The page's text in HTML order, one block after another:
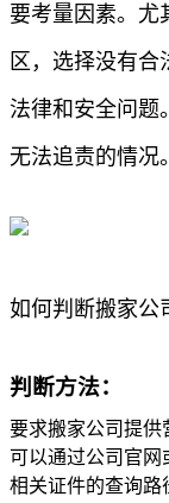
要考量因素。尤
区，选择没有合
法律和安全问题
无法追责的情况。
如何判断搬家公
判断方法：
要求搬家公司提供
可以通过公司官网
相关证件的查询路